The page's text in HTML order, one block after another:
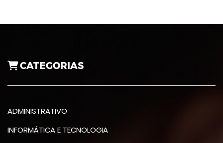
CATEGORIAS
ADMINISTRATIVO
INFORMÁTICA E TECNOLOGIA